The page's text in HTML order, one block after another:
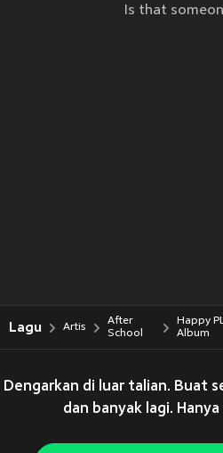
Is that
Lagu Artis
After
School
Happy
Album
Dengarkan di luar talian. Buat
dan banyak lagi. Hanya